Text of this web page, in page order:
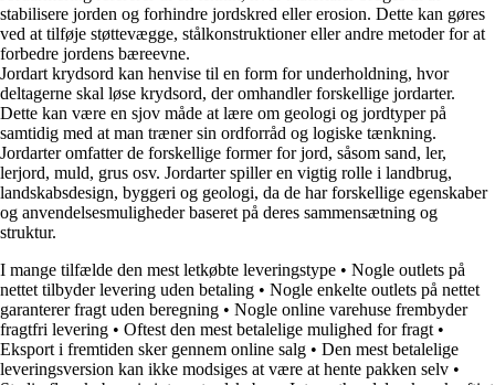
stabilisere jorden og forhindre jordskred eller erosion. Dette kan gøres
ved at tilføje støttevægge, stålkonstruktioner eller andre metoder for at
forbedre jordens bæreevne.
Jordart krydsord kan henvise til en form for underholdning, hvor
deltagerne skal løse krydsord, der omhandler forskellige jordarter.
Dette kan være en sjov måde at lære om geologi og jordtyper på
samtidig med at man træner sin ordforråd og logiske tænkning.
Jordarter omfatter de forskellige former for jord, såsom sand, ler,
lerjord, muld, grus osv. Jordarter spiller en vigtig rolle i landbrug,
landskabsdesign, byggeri og geologi, da de har forskellige egenskaber
og anvendelsesmuligheder baseret på deres sammensætning og
struktur.
I mange tilfælde den mest letkøbte leveringstype • Nogle outlets på
nettet tilbyder levering uden betaling • Nogle enkelte outlets på nettet
garanterer fragt uden beregning • Nogle online varehuse frembyder
fragtfri levering • Oftest den mest betalelige mulighed for fragt •
Eksport i fremtiden sker gennem online salg • Den mest betalelige
leveringsversion kan ikke modsiges at være at hente pakken selv •